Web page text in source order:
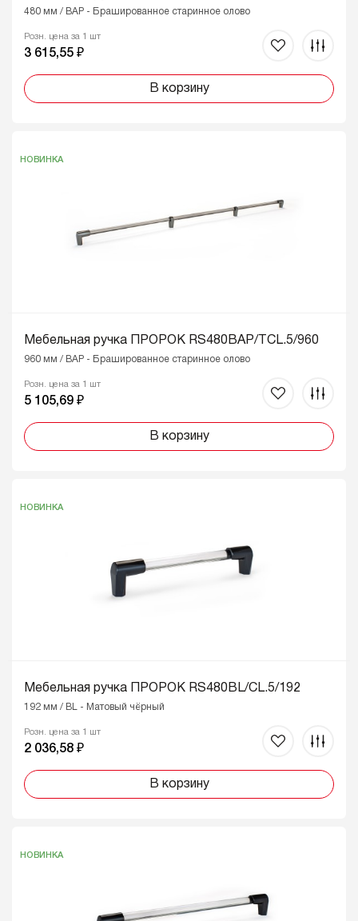
480 мм / BAP - Брашированное старинное олово
Розн. цена за 1 шт
3 615,55 ₽
В корзину
НОВИНКА
Мебельная ручка ПРОРОК RS480BAP/TCL.5/960
960 мм / BAP - Брашированное старинное олово
Розн. цена за 1 шт
5 105,69 ₽
В корзину
НОВИНКА
Мебельная ручка ПРОРОК RS480BL/CL.5/192
192 мм / BL - Матовый чёрный
Розн. цена за 1 шт
2 036,58 ₽
В корзину
НОВИНКА